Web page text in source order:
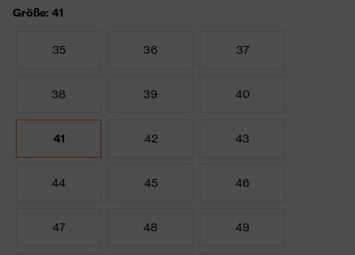
Größe: 41
35 36 37
38 39 40
41 42 43
44 45 46
47 48 49